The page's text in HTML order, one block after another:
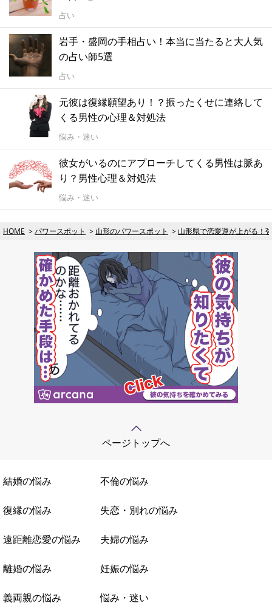
占い
岩手・盛岡の手相占い！本当に当たると大人気
の占い師5選
占い
元彼は復縁願望あり！？振ったくせに連絡して
くる男性の心理＆対処法
悩み・迷い
彼女がいるのにアプローチしてくる男性は脈あ
り？男性心理＆対処法
悩み・迷い
HOME パワースポット 山形のパワースポット 山形県で恋愛運が上がる！
ページトップへ
結婚の悩み 不倫の悩み
復縁の悩み 失恋・別れの悩み
遠距離恋愛の悩み 夫婦の悩み
離婚の悩み 妊娠の悩み
義両親の悩み 悩み・迷い